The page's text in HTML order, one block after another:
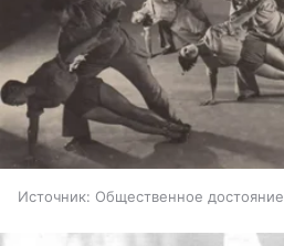
Источник: Общественное достояние